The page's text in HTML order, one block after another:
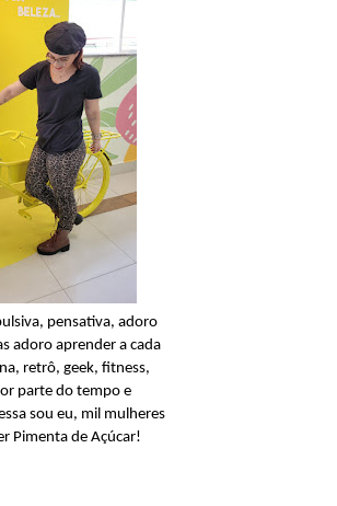
Condicionador
Açucarando: Shampoo
Condicionador Novex
pensativa, adoro
adoro aprender a cada
retrô, geek, fitness,
parte do tempo e
sou eu, mil mulheres
Pimenta de Açúcar!